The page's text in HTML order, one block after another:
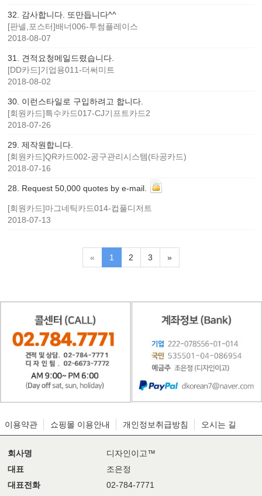
32
감사합니다. 또만듭니다^^
[판넬,포스터]배너006-투썸플레이스
2018-08-07
31
견적요청메일드렸습니다.
[DD카드]기업용011-더써미트
2018-08-02
30 이런스타일로 구입하려고 합니다.
[회원카드]특수카드017-CJ기프트카드2
2018-07-26
29 제작원합니다.
[회원카드]QR카드002-공구관리시스템(타공카드)
2018-07-16
28 Request 50,000 quotes by e-mail.
[회원카드]마그네틱카드014-컵풀디저트
2018-07-13
« 1 2 3 »
이용약관 쇼핑몰 이용안내 개인정보취급방침 오시는 길
회사명
디자인이고™
대표
조은정
대표전화
02-784-7771